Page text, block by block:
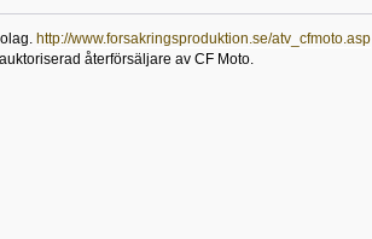
http://www.forsakringsproduktion.se/atv_cfmoto.asp
återförsäljare av CF Moto.